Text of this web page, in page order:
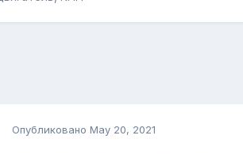
Опубликовано May 20, 2021